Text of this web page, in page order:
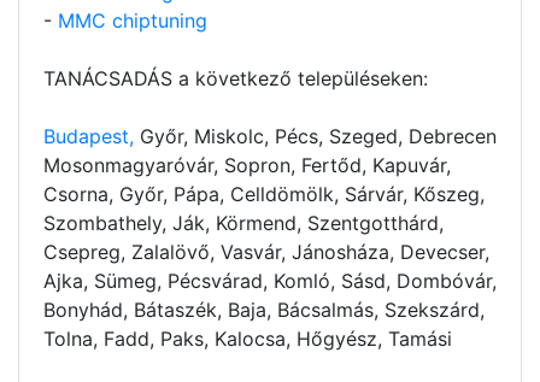
- MMC chiptuning
TANÁCSADÁS a következő településeken:
Budapest, Győr, Miskolc, Pécs, Szeged, Debrecen
Mosonmagyaróvár, Sopron, Fertőd, Kapuvár,
Csorna, Győr, Pápa, Celldömölk, Sárvár, Kőszeg,
Szombathely, Ják, Körmend, Szentgotthárd,
Csepreg, Zalalövő, Vasvár, Jánosháza, Devecser,
Ajka, Sümeg, Pécsvárad, Komló, Sásd, Dombóvár,
Bonyhád, Bátaszék, Baja, Bácsalmás, Szekszárd,
Tolna, Fadd, Paks, Kalocsa, Hőgyész, Tamási